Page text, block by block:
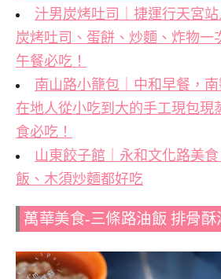
汁男炭烤吐司｜捷運行天宮站
炭烤吐司、蛋餅、炒麵、炸物一
午餐必吃！
南山路小籠包｜中和早餐，南
在地人從小吃到大的手工現包現
食必吃！
山東餃子館｜永和文化路美
飯、木須炒麵都好吃
萬華美食-三條路油飯 排骨